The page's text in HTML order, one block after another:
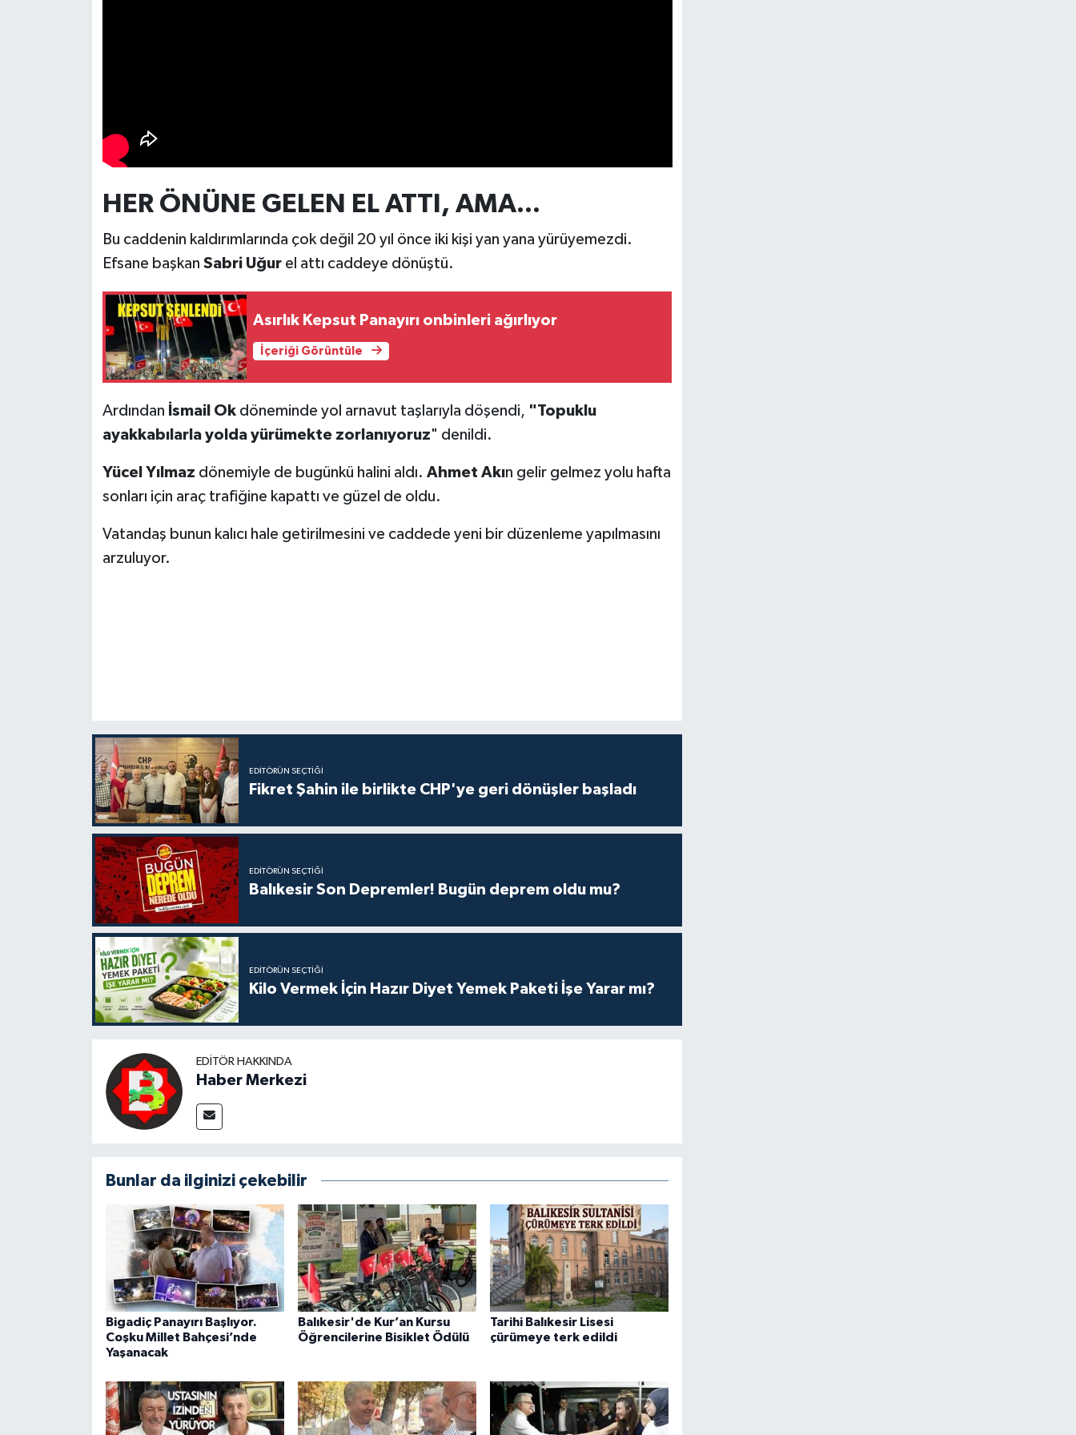
HER ÖNÜNE GELEN EL ATTI, AMA...
Bu caddenin kaldırımlarında çok değil 20 yıl önce iki kişi yan yana yürüyemezdi.
Efsane başkan Sabri Uğur el attı caddeye dönüştü.
Asırlık Kepsut Panayırı onbinleri ağırlıyor
İçeriği Görüntüle
Ardından İsmail Okdöneminde yol arnavut taşlarıyla döşendi, "Topuklu
ayakkabılarla yolda yürümekte zorlanıyoruz" denildi.
Yücel Yılmaz dönemiyle de bugünkü halini aldı. Ahmet Akın gelir gelmez yolu hafta
sonları için araç trafiğine kapattı ve güzel de oldu.
Vatandaş bunun kalıcı hale getirilmesini ve caddede yeni bir düzenleme yapılmasını
arzuluyor.
EDITÖRÜN SEÇTIĞI
Fikret Şahin ile birlikte CHP'ye geri dönüşler başladı
EDITÖRÜN SEÇTIĞI
Balıkesir Son Depremler! Bugün deprem oldu mu?
EDITÖRÜN SEÇTIĞI
Kilo Vermek İçin Hazır Diyet Yemek Paketi İşe Yarar mı?
EDITÖR HAKKINDA
Haber Merkezi
Bunlar da ilginizi çekebilir
Bigadiç Panayırı Başlıyor.
Coşku Millet Bahçesi’nde
Yaşanacak
Balıkesir'de Kur’an Kursu
Öğrencilerine Bisiklet Ödülü
Tarihi Balıkesir Lisesi
çürümeye terk edildi